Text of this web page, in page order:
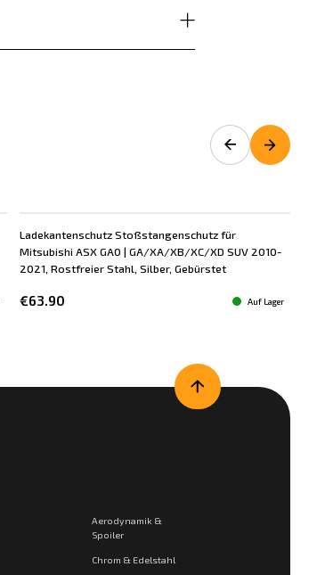
Ladekantenschutz Stoßstangenschutz für
Mitsubishi ASX GA0 | GA/XA/XB/XC/XD SUV 2010-
2021, Rostfreier Stahl, Silber, Gebürstet
€63.90 Auf Lager
Aerodynamik &
Spoiler
Chrom & Edelstahl